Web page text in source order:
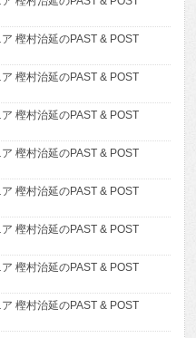
樫村治延のPAST & POST
樫村治延のPAST & POST
樫村治延のPAST & POST
樫村治延のPAST & POST
樫村治延のPAST & POST
樫村治延のPAST & POST
樫村治延のPAST & POST
樫村治延のPAST & POST